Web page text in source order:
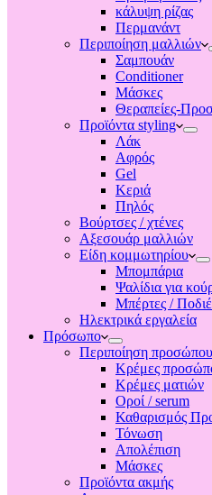
κάλυψη ρίζας
Περμανάντ
Περιποίηση μαλλιών
Σαμπουάν
Conditioner
Μάσκες
Θεραπείες-
Προϊόντα styling
Λάκ
Αφρός
Gel
Κεριά
Πηλός
Βούρτσες / χτένες
Αξεσουάρ μαλλιών
Είδη κομμωτηρίου
Μπομπάρια
Ψαλίδια για
Μπέρτες /
Ηλεκτρικά εργαλεία
Πρόσωπο
Περιποίηση προσώπου
Κρέμες
Κρέμες ματιών
Οροί / serum
Καθαρισμός
Τόνωση
Απολέπιση
Μάσκες
Προϊόντα ακμής